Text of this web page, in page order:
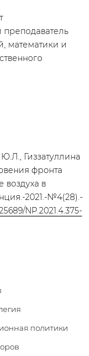
преподаватель
математики и
Гиззатуллина
фронта
воздуха в
2021.-№4(28).-
NP.2021.4.375-
политики